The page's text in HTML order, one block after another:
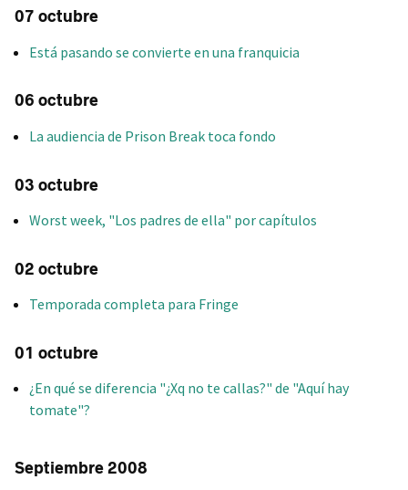
07 octubre
Está pasando se convierte en una franquicia
06 octubre
La audiencia de Prison Break toca fondo
03 octubre
Worst week, "Los padres de ella" por capítulos
02 octubre
Temporada completa para Fringe
01 octubre
¿En qué se diferencia "¿Xq no te callas?" de "Aquí hay
tomate"?
Septiembre 2008